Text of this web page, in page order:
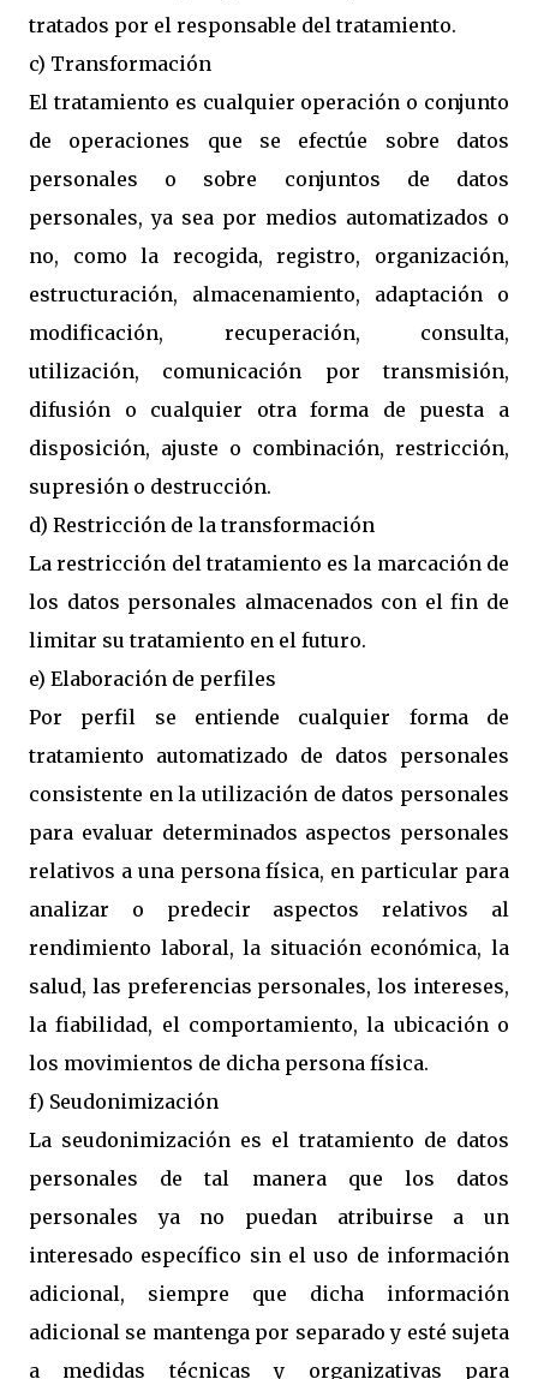
tratados por el responsable del tratamiento.
c) Transformación
El tratamiento es cualquier operación o conjunto
de operaciones que se efectúe sobre datos
personales o sobre conjuntos de datos
personales, ya sea por medios automatizados o
no, como la recogida, registro, organización,
estructuración, almacenamiento, adaptación o
modificación, recuperación, consulta,
utilización, comunicación por transmisión,
difusión o cualquier otra forma de puesta a
disposición, ajuste o combinación, restricción,
supresión o destrucción.
d) Restricción de la transformación
La restricción del tratamiento es la marcación de
los datos personales almacenados con el fin de
limitar su tratamiento en el futuro.
e) Elaboración de perfiles
Por perfil se entiende cualquier forma de
tratamiento automatizado de datos personales
consistente en la utilización de datos personales
para evaluar determinados aspectos personales
relativos a una persona física, en particular para
analizar o predecir aspectos relativos al
rendimiento laboral, la situación económica, la
salud, las preferencias personales, los intereses,
la fiabilidad, el comportamiento, la ubicación o
los movimientos de dicha persona física.
f) Seudonimización
La seudonimización es el tratamiento de datos
personales de tal manera que los datos
personales ya no puedan atribuirse a un
interesado específico sin el uso de información
adicional, siempre que dicha información
adicional se mantenga por separado y esté sujeta
a medidas técnicas y organizativas para